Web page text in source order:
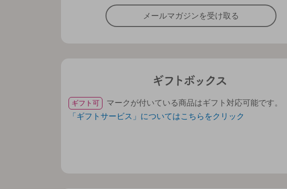
メールマガジンを受け取る
ギフト可
マークが付いている商品はギフト対応可能です。
「ギフトサービス」についてはこちらをクリック